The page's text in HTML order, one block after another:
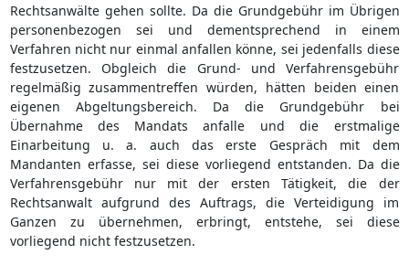
Rechtsanwälte gehen sollte. Da die Grundgebühr im Übrigen
personenbezogen sei und dementsprechend in einem
Verfahren nicht nur einmal anfallen könne, sei jedenfalls diese
festzusetzen. Obgleich die Grund- und Verfahrensgebühr
regelmäßig zusammentreffen würden, hätten beiden einen
eigenen Abgeltungsbereich. Da die Grundgebühr bei
Übernahme des Mandats anfalle und die erstmalige
Einarbeitung u. a. auch das erste Gespräch mit dem
Mandanten erfasse, sei diese vorliegend entstanden. Da die
Verfahrensgebühr nur mit der ersten Tätigkeit, die der
Rechtsanwalt aufgrund des Auftrags, die Verteidigung im
Ganzen zu übernehmen, erbringt, entstehe, sei diese
vorliegend nicht festzusetzen.